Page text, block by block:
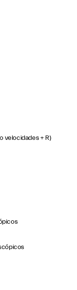
velocidades + R)